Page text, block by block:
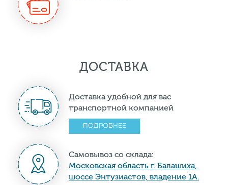
ДОСТАВКА
Доставка удобной для вас
транспортной компанией
ПОДРОБНЕЕ
Самовывоз со склада:
Московская область г. Балашиха,
шоссе Энтузиастов, владение 1А.